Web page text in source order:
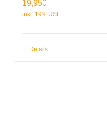
19,95€
Details